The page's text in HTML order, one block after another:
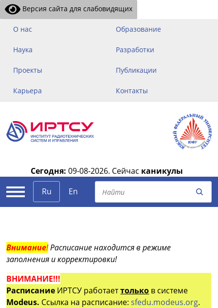
Версия сайта для слабовидящих
О нас Образование
Наука Разработки
Проекты Публикации
Карьера Контакты
Сегодня: 09-08-2026. Сейчас каникулы
Ru
En
Внимание!Расписание находится в режиме
заполнения и корректировки!
ВНИМАНИЕ!!!
Расписание ИРТСУ работаеттолько в системе
Modeus. Ссылка на расписание:sfedu.modeus.org.